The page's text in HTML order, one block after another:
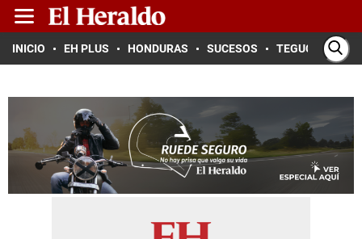
INICIO EH PLUS HONDURAS SUCESOS TEGUCIGALPA